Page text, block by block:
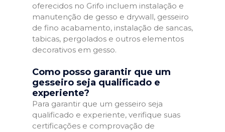
oferecidos no Grifo incluem instalação e
manutenção de gesso e drywall, gesseiro
de fino acabamento, instalação de sancas,
tabicas, pergolados e outros elementos
decorativos em gesso.
Como posso garantir que um
gesseiro seja qualificado e
experiente?
Para garantir que um gesseiro seja
qualificado e experiente, verifique suas
certificações e comprovação de